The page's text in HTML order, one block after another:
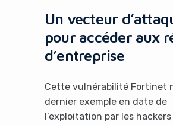
Un vecteur
pour accéder aux
d’entreprise
Cette vulnérabilité Fortinet
dernier exemple en date de
l’exploitation par les